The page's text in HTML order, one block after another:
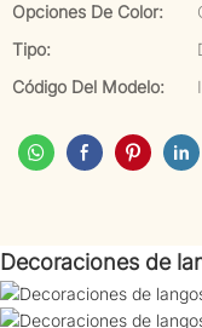
Opciones De Color:
Tipo:
Código Del Modelo:
Decoraciones de